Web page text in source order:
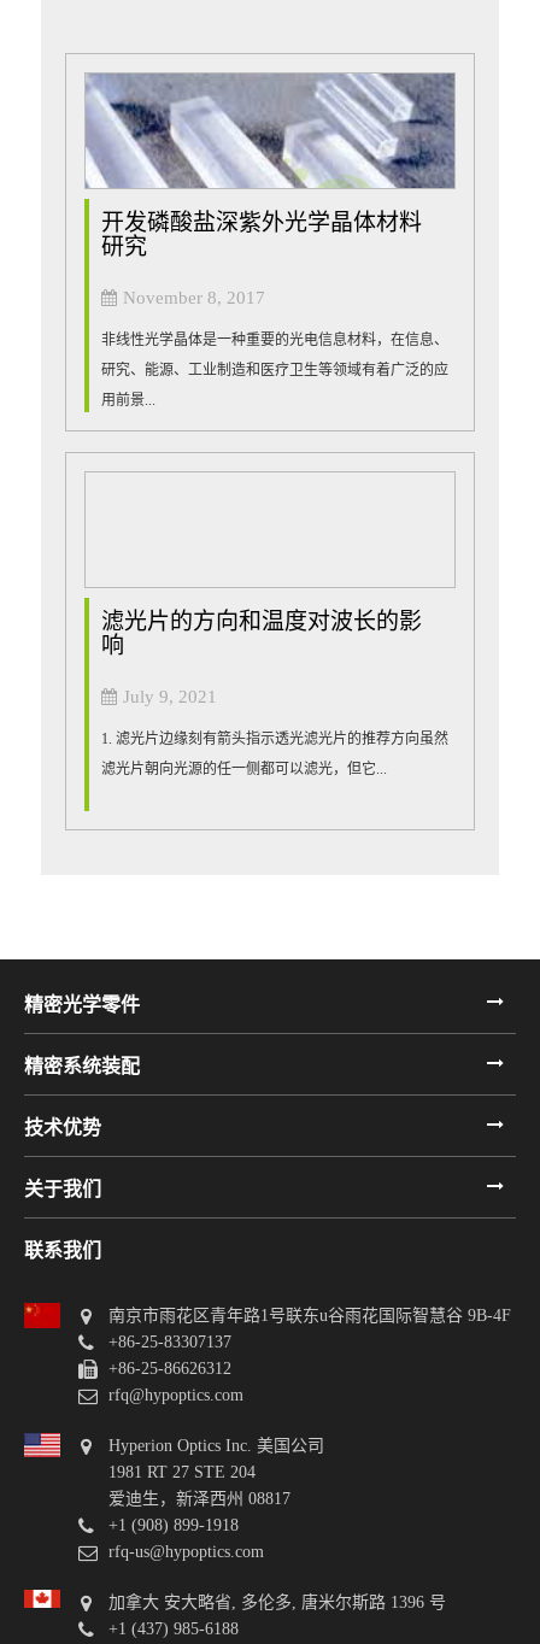
开发磷酸盐深紫外光学晶体材料
研究
November 8, 2017
非线性光学晶体是一种重要的光电信息材料，在信息、
研究、能源、工业制造和医疗卫生等领域有着广泛的应
用前景...
滤光片的方向和温度对波长的影
响
July 9, 2021
1. 滤光片边缘刻有箭头指示透光滤光片的推荐方向虽然
滤光片朝向光源的任一侧都可以滤光，但它...
精密光学零件
精密系统装配
技术优势
关于我们
联系我们
南京市雨花区青年路1号联东u谷雨花国际智慧谷 9B-4F
+86-25-83307137
+86-25-86626312
rfq@hypoptics.com
Hyperion Optics Inc. 美国公司
1981 RT 27 STE 204
爱迪生，新泽西州 08817
+1 (908) 899-1918
rfq-us@hypoptics.com
加拿大 安大略省, 多伦多, 唐米尔斯路 1396 号
+1 (437) 985-6188